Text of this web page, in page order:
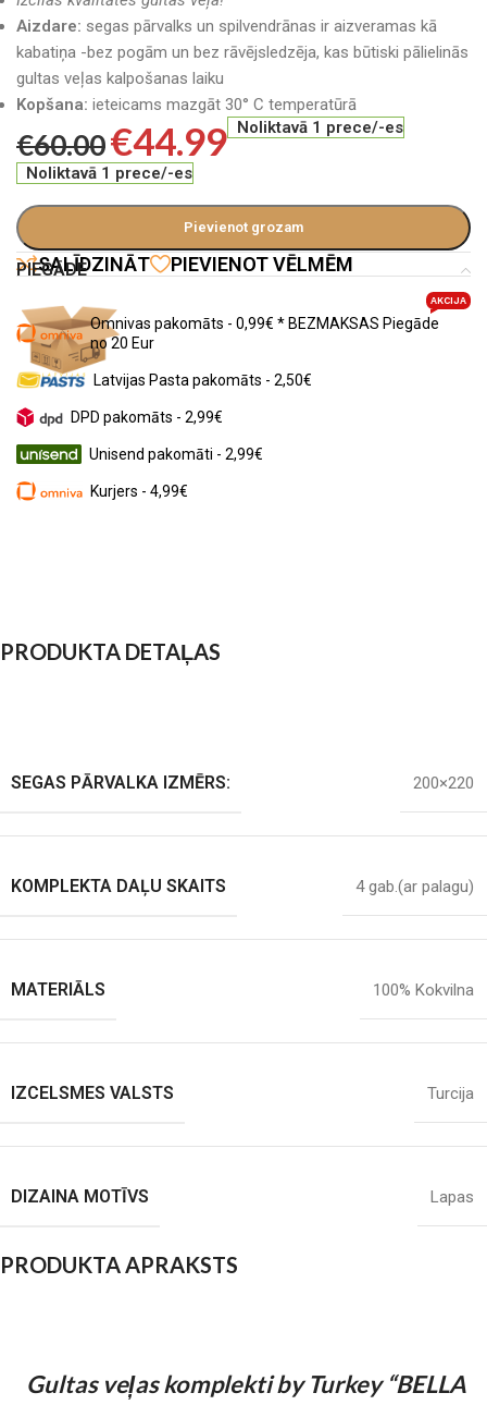
Aizdare: segas pārvalks un spilvendrānas ir aizveramas kā
kabatiņa -bez pogām un bez rāvējsledzēja, kas būtiski pālielinās
gultas veļas kalpošanas laiku
Kopšana: ieteicams mazgāt 30° C temperatūrā
€60.00€44.99 Noliktavā 1 prece/-es
Noliktavā 1 prece/-es
Pievienot grozam
SALĪDZINĀT PIEVIENOT VĒLMĒM
PIEGĀDE
Omnivas pakomāts - 0,99€ * BEZMAKSAS Piegāde
no 20 Eur
AKCIJA
Latvijas Pasta pakomāts - 2,50€
DPD pakomāts - 2,99€
Unisend pakomāti - 2,99€
Kurjers - 4,99€
PRODUKTA DETAĻAS
SEGAS PĀRVALKA IZMĒRS: 200×220
KOMPLEKTA DAĻU SKAITS 4 gab.(ar palagu)
MATERIĀLS 100% Kokvilna
IZCELSMES VALSTS Turcija
DIZAINA MOTĪVS Lapas
PRODUKTA APRAKSTS
Gultas veļas komplekti by Turkey “BELLA